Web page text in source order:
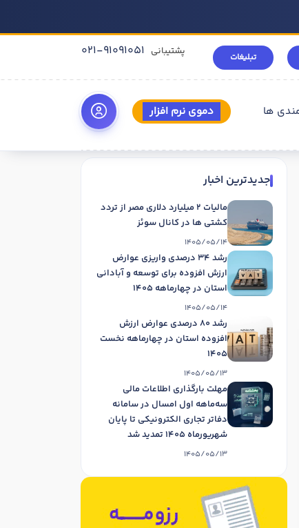
تبلیغات 021-91091051 پشتیبانی
ها دموی نرم افزار
جدیدترین اخبار
مالیات 2 میلیارد دلاری مصر از تردد
کشتی ها در کانال سوئز
1405/05/14
رشد 34 درصدی واریزی عوارض
ارزش افزوده برای توسعه و آبادانی
استان در چهارماهه 1405
1405/05/14
رشد 80 درصدی عوارض ارزش
افزوده استان در چهارماهه نخست
1405
1405/05/13
مهلت بارگذاری اطلاعات مالی
سه‌ماهه اول امسال در سامانه
دفاتر تجاری الکترونیکی تا پایان
شهریورماه 1405 تمدید شد
1405/05/13